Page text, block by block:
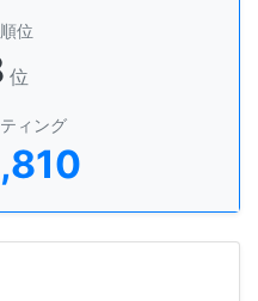
位
位
ィング